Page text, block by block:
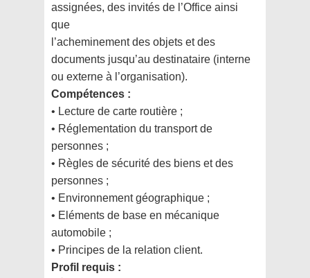
assignées, des invités de l’Office ainsi
que
l’acheminement des objets et des
documents jusqu’au destinataire (interne
ou externe à l’organisation).
Compétences :
• Lecture de carte routière ;
• Réglementation du transport de
personnes ;
• Règles de sécurité des biens et des
personnes ;
• Environnement géographique ;
• Eléments de base en mécanique
automobile ;
• Principes de la relation client.
Profil requis :